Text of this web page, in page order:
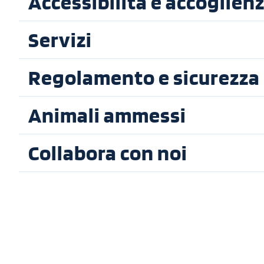
Servizi
Regolamento e sicurezza
Animali ammessi
Collabora con noi